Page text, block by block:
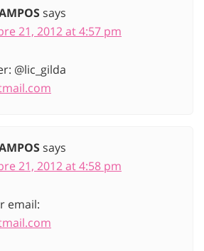
says
21, 2012 at 4:57 pm
@lic_gilda
says
21, 2012 at 4:58 pm
email: